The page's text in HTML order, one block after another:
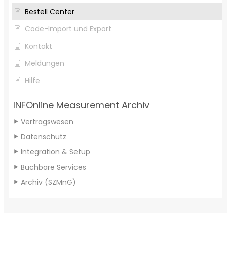
Bestell Center
Code-Import und Export
Kontakt
Meldungen
Hilfe
INFOnline Measurement Archiv
Vertragswesen
Datenschutz
Integration & Setup
Buchbare Services
Archiv (SZMnG)